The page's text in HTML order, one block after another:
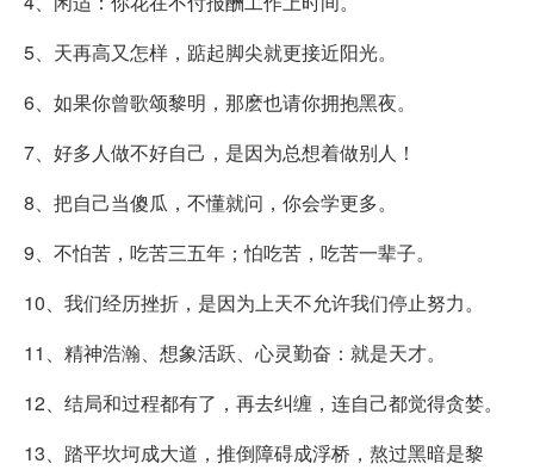
5、天再高又怎样，踮起脚尖就更接近阳光。
6、如果你曾歌颂黎明，那麽也请你拥抱黑夜。
7、好多人做不好自己，是因为总想着做别人！
8、把自己当傻瓜，不懂就问，你会学更多。
9、不怕苦，吃苦三五年；怕吃苦，吃苦一辈子。
10、我们经历挫折，是因为上天不允许我们停止努力。
11、精神浩瀚、想象活跃、心灵勤奋：就是天才。
12、结局和过程都有了，再去纠缠，连自己都觉得贪婪。
13、踏平坎坷成大道，推倒障碍成浮桥，熬过黑暗是黎